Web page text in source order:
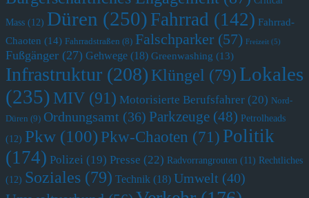
Mass (12) Düren (250) Fahrrad (142) Fahrrad-
Chaoten (14) Fahrradstraßen (8) Falschparker (57) Freizeit (5)
Fußgänger (27) Gehwege (18) Greenwashing (13)
Infrastruktur (208) Klüngel (79) Lokales
(235) MIV (91) Motorisierte Berufsfahrer (20) Nord-
Düren (9) Ordnungsamt (36) Parkzeuge (48) Petrolheads
(12) Pkw (100) Pkw-Chaoten (71) Politik
(174) Polizei (19) Presse (22) Radvorrangrouten (11) Rechtliches
(12) Soziales (79) Technik (18) Umwelt (40)